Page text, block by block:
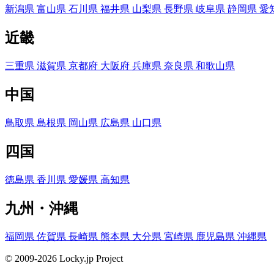
新潟県 富山県 石川県 福井県 山梨県 長野県 岐阜県 静岡県 愛
近畿
三重県 滋賀県 京都府 大阪府 兵庫県 奈良県 和歌山県
中国
鳥取県 島根県 岡山県 広島県 山口県
四国
徳島県 香川県 愛媛県 高知県
九州・沖縄
福岡県 佐賀県 長崎県 熊本県 大分県 宮崎県 鹿児島県 沖縄県
© 2009-2026 Locky.jp Project